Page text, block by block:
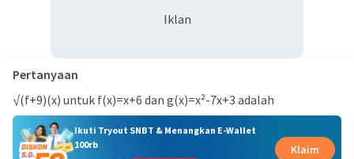
Iklan
Pertanyaan
√(f+9)(x) untuk f(x)=x+6 dan g(x)=x²-7x+3 adalah
Ikuti Tryout SNBT & Menangkan E-Wallet
100rb
Klaim